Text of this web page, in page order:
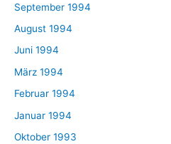
September 1994
August 1994
Juni 1994
März 1994
Februar 1994
Januar 1994
Oktober 1993